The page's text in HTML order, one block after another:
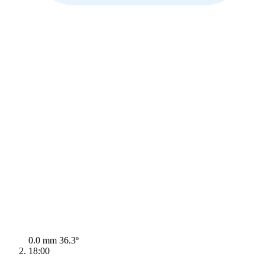
0.0 mm 36.3º
18:00